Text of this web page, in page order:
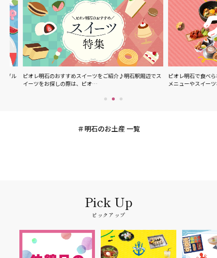
ピオレ明石のおすすめスイーツをご紹介♪明石駅周辺でス
イーツをお探しの際は、ピオ…
ピオレ明石で食べられる
メニューやスイーツな
明石のお土産 一覧
ピックアップ